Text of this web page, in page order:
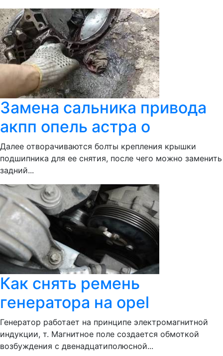
Замена сальника привода
акпп опель астра о
Далее отворачиваются болты крепления крышки
подшипника для ее снятия, после чего можно заменить
задний...
Как снять ремень
генератора на opel
Генератор работает на принципе электромагнитной
индукции, т. Магнитное поле создается обмоткой
возбуждения с двенадцатиполюсной...